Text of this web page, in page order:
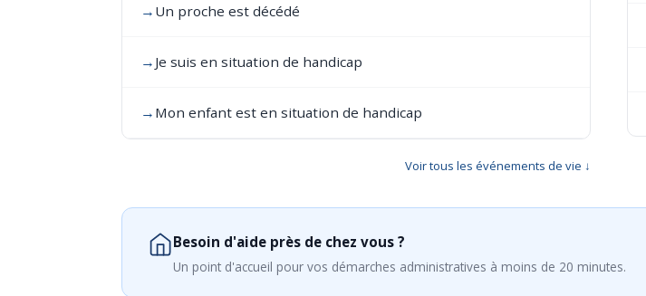
→ Un proche est décédé
→ Je suis en situation de handicap
→ Mon enfant est en situation de handicap
Voir tous les événements de vie ↓
Besoin d'aide près de chez vous ?
Un point d'accueil pour vos démarches administratives à moins de 20 minutes.